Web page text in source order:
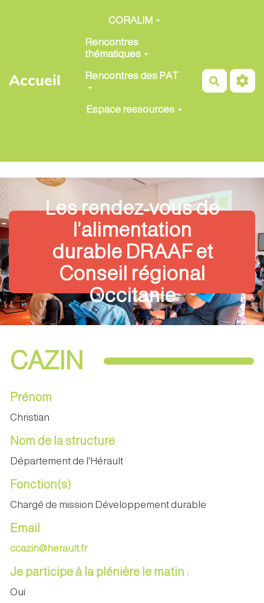
Aller au contenu principal
Accueil
CORALIM
Rencontres
thématiques
Rencontres des PAT
Espace ressources
Les rendez-vous de
l’alimentation
durable DRAAF et
Conseil régional
Occitanie
CAZIN
Prénom
Christian
Nom de la structure
Département de l'Hérault
Fonction(s)
Chargé de mission Développement durable
Email
ccazin@herault.fr
Je participe à la plénière le matin :
Oui